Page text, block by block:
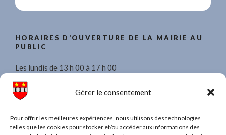
Gérer le consentement
Pour offrir les meilleures expériences, nous utilisons des technologies
telles que les cookies pour stocker et/ou accéder aux informations des
HORAIRES D’OUVERTURE DE LA MAIRIE AU
PUBLIC
Les lundis de 13 h 00 à 17 h 00
Les mercredis de 8 h 30 à 11 h 30 et de 13 h 00 à 17 h 00.
Les vendredis de 13 h 00 à 17 h 00